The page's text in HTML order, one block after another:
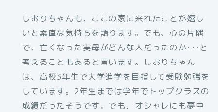
しおりちゃんも、ここの家に来れたことが嬉し
いと素直な気持ちを語ります。でも、心の片隅
で、亡くなった実母がどんな人だったのか･･･と
考えることもあると言います。しおりちゃん
は、高校3年生で大学進学を目指して受験勉強を
しています。2年生までは学年でトップクラスの
成績だったそうです。でも、オシャレにも夢中